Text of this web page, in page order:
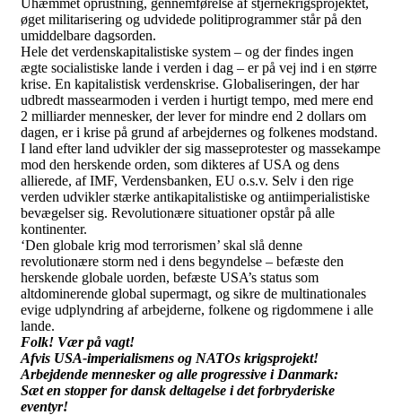
øget militarisering og udvidede politiprogrammer står på den
umiddelbare dagsorden.
Hele det verdenskapitalistiske system – og der findes ingen
ægte socialistiske lande i verden i dag – er på vej ind i en større
krise. En kapitalistisk verdenskrise. Globaliseringen, der har
udbredt massearmoden i verden i hurtigt tempo, med mere end
2 milliarder mennesker, der lever for mindre end 2 dollars om
dagen, er i krise på grund af arbejdernes og folkenes modstand.
I land efter land udvikler der sig masseprotester og massekampe
mod den herskende orden, som dikteres af USA og dens
allierede, af IMF, Verdensbanken, EU o.s.v. Selv i den rige
verden udvikler stærke antikapitalistiske og antiimperialistiske
bevægelser sig. Revolutionære situationer opstår på alle
kontinenter.
‘Den globale krig mod terrorismen’ skal slå denne
revolutionære storm ned i dens begyndelse – befæste den
herskende globale uorden, befæste USA’s status som
altdominerende global supermagt, og sikre de multinationales
evige udplyndring af arbejderne, folkene og rigdommene i alle
lande.
Folk! Vær på vagt!
Afvis USA-imperialismens og NATOs krigsprojekt!
Arbejdende mennesker og alle progressive i Danmark:
Sæt en stopper for dansk deltagelse i det forbryderiske
eventyr!